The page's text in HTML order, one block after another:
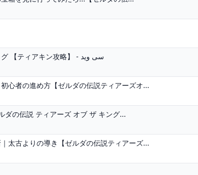
南へブラ空諸島の賢者の遺志の行き方とコログ 【ティアキン攻略】 - سی وید
心者の進め方【ゼルダの伝説ティアーズオ...
ダの伝説 ティアーズ オブ ザ キング...
太古よりの導き【ゼルダの伝説ティアーズ...